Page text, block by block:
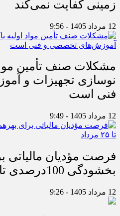
زمینی کفایت نمی‌کند
12 مرداد 1405 - 9:56
مشکلات صنف تأمین
نوسازی تجهیزات و
فنی است
12 مرداد 1405 - 9:49
بخشودگی 100درصدی تا ۲۵ مرداد
12 مرداد 1405 - 9:26